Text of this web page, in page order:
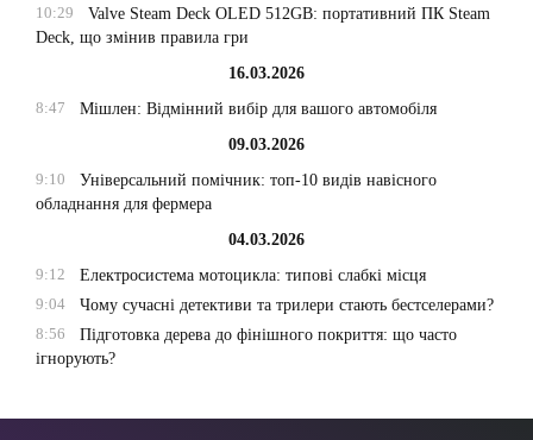
10:29
Valve Steam Deck OLED 512GB: портативний ПК Steam
Deck, що змінив правила гри
16.03.2026
8:47
Мішлен: Відмінний вибір для вашого автомобіля
09.03.2026
9:10
Універсальний помічник: топ-10 видів навісного
обладнання для фермера
04.03.2026
9:12
Електросистема мотоцикла: типові слабкі місця
9:04
Чому сучасні детективи та трилери стають бестселерами?
8:56
Підготовка дерева до фінішного покриття: що часто
ігнорують?